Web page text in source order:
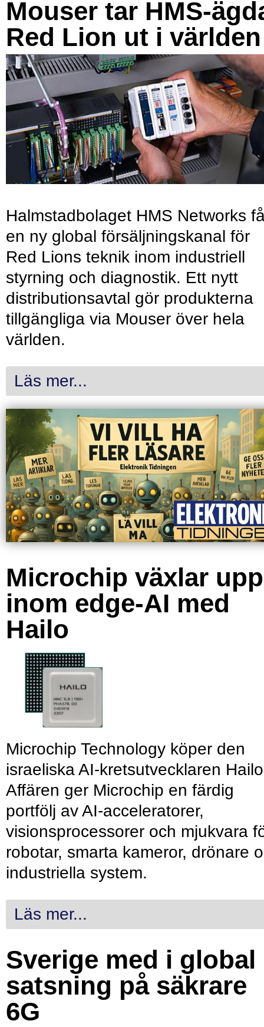
Mouser tar HMS-
Red Lion ut i världen
Halmstadbolaget HMS Networks
en ny global försäljningskanal för
Red Lions teknik inom industriell
styrning och diagnostik. Ett nytt
distributionsavtal gör produkterna
tillgängliga via Mouser över hela
världen.
Läs mer...
Microchip växlar upp
inom edge-AI med
Hailo
Microchip Technology köper den
israeliska AI-kretsutvecklaren
Affären ger Microchip en färdig
portfölj av AI-acceleratorer,
visionsprocessorer och mjukvara
robotar, smarta kameror, drönare
industriella system.
Läs mer...
Sverige med i global
satsning på säkrare
6G